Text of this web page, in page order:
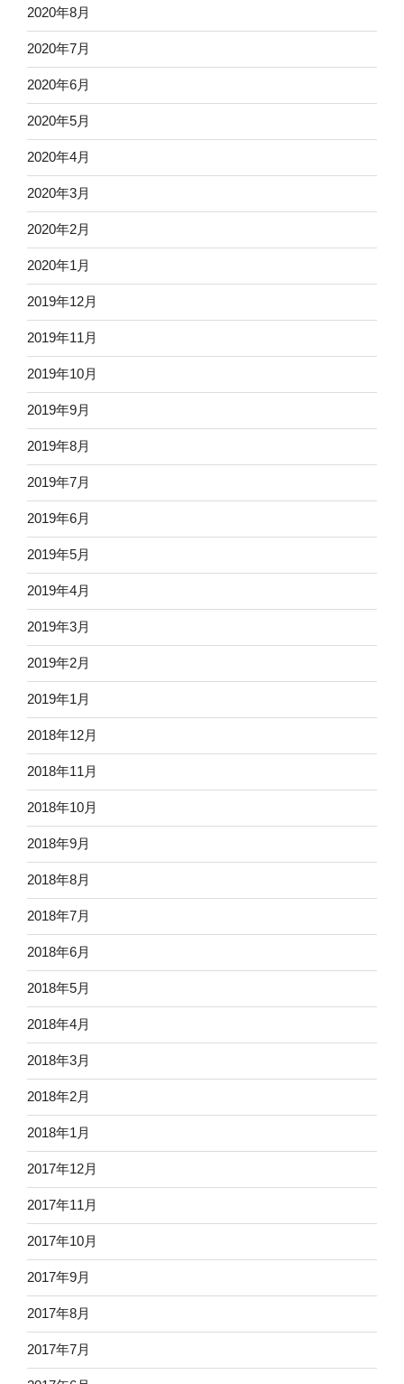
2020年8月
2020年7月
2020年6月
2020年5月
2020年4月
2020年3月
2020年2月
2020年1月
2019年12月
2019年11月
2019年10月
2019年9月
2019年8月
2019年7月
2019年6月
2019年5月
2019年4月
2019年3月
2019年2月
2019年1月
2018年12月
2018年11月
2018年10月
2018年9月
2018年8月
2018年7月
2018年6月
2018年5月
2018年4月
2018年3月
2018年2月
2018年1月
2017年12月
2017年11月
2017年10月
2017年9月
2017年8月
2017年7月